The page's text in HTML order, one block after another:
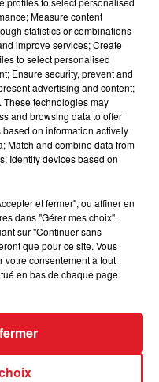
HOMICIDE
APRÈS LA...
le logement servait
Measure content
statistics or combinations
improve services; Create
to select personalised
Ensure security, prevent and
advertising and content;
technologies may
and browsing data to offer
on information actively
Match and combine data from
Identify devices based on
et fermer", ou affiner en
dans "Gérer mes choix".
sur "Continuer sans
que pour ce site. Vous
votre consentement à tout
en bas de chaque page.